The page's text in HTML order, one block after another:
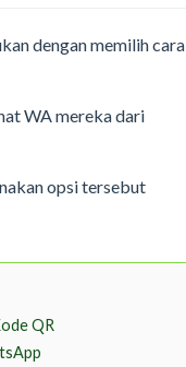
dengan memilih cara
WA mereka dari
opsi tersebut
QR